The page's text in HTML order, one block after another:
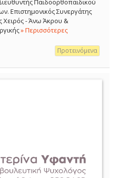
Παιδοορθοπαιδικού
Επιστημονικός Συνεργάτης
Χειρός - Άνω Άκρου &
» Περισσότερες
Προτεινόμενα